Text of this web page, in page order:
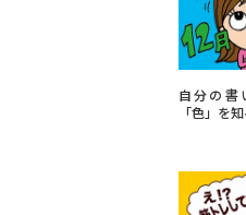
留学・進
小学校教員資格認定試験
自分の書
「色」を